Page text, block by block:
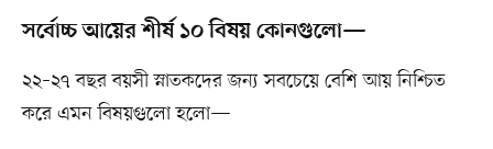
সর্বোচ্চ আয়ের শীর্ষ ১০ বিষয় কোনগুলো—
২২–২৭ বছর বয়সী স্নাতকদের জন্য সবচেয়ে বেশি আয় নিশ্চিত
করে এমন বিষয়গুলো হলো—